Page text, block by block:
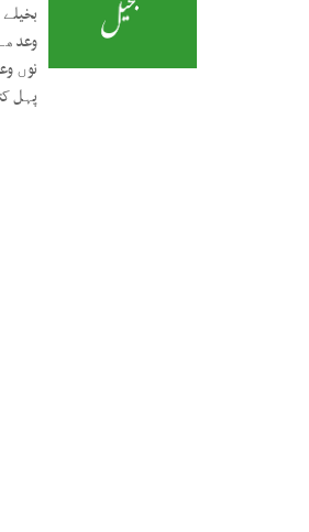
نوں
پہل